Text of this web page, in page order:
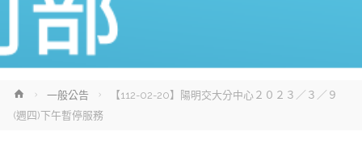
Home一般公告
【112-02-20】陽明交大分中心２０２３／３／９
(週四)下午暫停服務